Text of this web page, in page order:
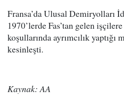
Fransa’da Ulusal Demiryolları
1970’lerde Fas’tan gelen
koşullarında ayrımcılık yaptığı
kesinleşti.
Kaynak: AA